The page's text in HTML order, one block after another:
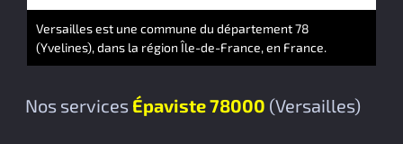
Nos services Épaviste 78000 (Versailles)
Versailles est une commune du département 78
(Yvelines), dans la région Île-de-France, en France.